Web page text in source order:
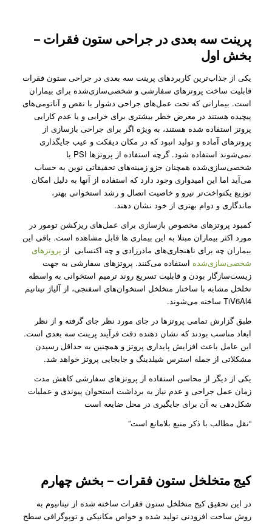
پرینت سه بعدی در جراحی ستون فقرات –
بخش اول
یکی از جذاب‌ترین کاربردهای پرینت سه بعدی در جراحی ستون فقرات
قابلیت ساخت پروتز‌های سفارشی و شخصی‌سازی‌شده برای بیماران
است. بیمارانی که تحت عمل‌های جراحی دشوار با نقص و آناتومی‌های
پیچیده هستند در معرض خطر بیشتری برای خرابی و یا عدم کارایی
پروتز استفاده شده هستند، به ویژه اگر برای جراحی بازسازی از
پروتز‌های آماده و تولید انبود که در مکان دیفکت و عیب جایگذاری
نمی‌شوند استفاده شود. گرچه استفاده از پروتز‌‌ها PSI یا
شخصی‌سازی‌‌شده همچنان جزو زمینه‌های تحقیقاتی نوین به حساب
می‌آید اما این امیدواری وجود دارد که استفاده از آنها به دلیل امکان
توزیع یکنواخت‌تر نیرو و خاصیت اتصال و رشد استخوانی بهتر،
ماندگاری و دوام بهتری از خود نشان دهند.
کمبود پروتز‌های مخصوص بازسازی برای عمل‌های ریزکشن تومور در
مورد اکثر بیماران مبتلا به این بیماری ها قابل مشاهده است. باقی این
بیماران چه برای ناهنجاری‌های مادرزادی و چه اکتسابی از پروتزهای
شخصی‌سازی‌شده استفاده می‌کنند. پروتز‌های سفارشی به جهت
زیست‌سازگار بودن و قابلیت تسریع روند ترمیم استخوانی به واسطه
تخلخل مشابه با ساختار متخلخل استخوان‌های اسفنجی، از آلیاژ تیتانیم
TiV6Al4 ساخته می‌شوند.
طبق گزارش تمامی پروتز‌ها در جای مورد نظر جای گرفته و از نظر
ابعاد مناسب بودند که نشان دهنده دقت فرآیند پرینت سه بعدی است.
این عامل باعث افزایش پایداری پروتز و همچنین به حداقل رسیدن
مشکلاتی از جمله استرس شیلدینگ و جابجایی پروتز خواهد شد.
یکی از دیگر از محاسن استفاده از پروتز‌های سفارشی کاهش مدت
زمان عمل جراحی و عدم نیاز به برداشت استخوان پیوندی و عملیات
شکل‌دهی به آن برای جایگیری در محل ضایعه است
“نقل مطالب با ذکر منبع بلامانع است”
کیج متخلخل ستون فقرات – بخش چهارم
در این تحقیق کیج متخلخل ستون فقرات ساخته شده از تیتانیوم به
روش ساخت افزودنی تولید شده و خواص مکانیکی و توپوگرافی سطح